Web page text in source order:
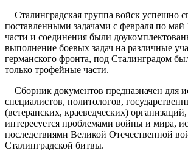
Сталинградская группа войск успешно
поставленными задачами с февраля по май
части и соединения были
выполнение боевых задач на различные
германского фронта, под Сталинградом
только трофейные части.
Сборник документов предназначен для
специалистов, политологов,
(ветеранских, краеведческих)
интересуется проблемами войны и мира,
последствиями Великой Отечественной
Сталинградской битвы.